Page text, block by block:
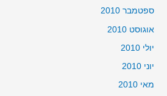
ספטמבר 2010
אוגוסט 2010
יולי 2010
יוני 2010
מאי 2010